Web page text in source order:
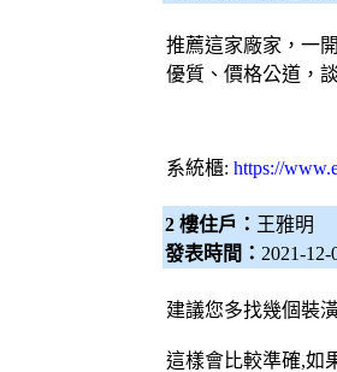
推薦這家廠家，一
優質、價格公道，
系統櫃: https://
2 樓住戶： 王雅明
發表時間： 2021-12-
建議您多找幾個裝
這樣會比較準確,如